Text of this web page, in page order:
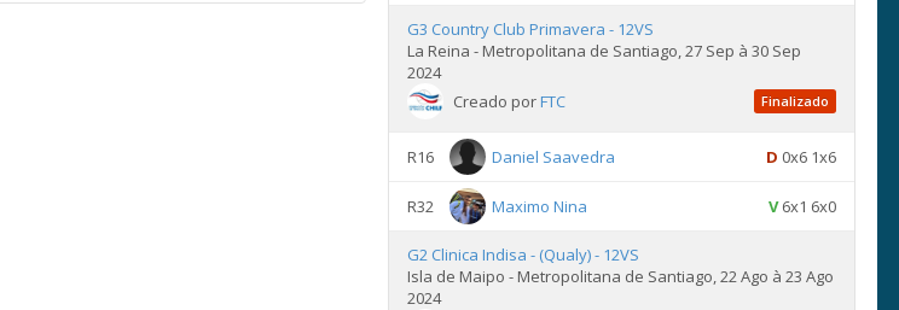
G3 Country Club Primavera - 12VS
La Reina - Metropolitana de Santiago, 27 Sep à 30 Sep
2024
Creado porFTC Finalizado
R16 Daniel Saavedra D 0x6 1x6
R32 Maximo Nina V6x1 6x0
G2 Clinica Indisa - (Qualy) - 12VS
Isla de Maipo - Metropolitana de Santiago, 22 Ago à 23 Ago
2024